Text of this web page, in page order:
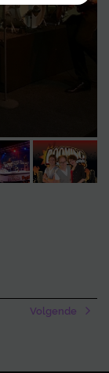
Volgende